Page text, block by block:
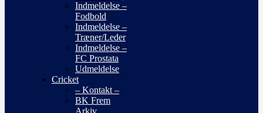
Indmeldelse –
Fodbold
Indmeldelse –
Træner/Leder
Indmeldelse –
FC Prostata
Udmeldelse
Cricket
– Kontakt –
BK Frem
Arkiv